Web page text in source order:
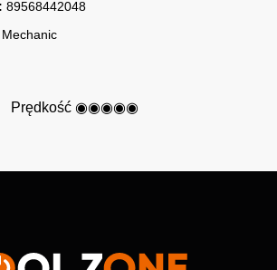
89568442048
Prędkość ◉◉◉◉◉